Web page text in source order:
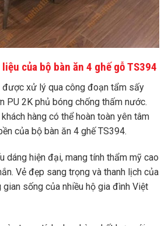
của bộ bàn ăn 4 ghế gỗ TS394
được xử lý qua công đoạn tẩm sấy
PU 2K phủ bóng chống thấm nước.
hàng có thể hoàn toàn yên tâm
của bộ bàn ăn 4 ghế TS394.
dáng hiện đại, mang tính thẩm mỹ cao
Vẻ đẹp sang trọng và thanh lịch của
sống của nhiều hộ gia đình Việt